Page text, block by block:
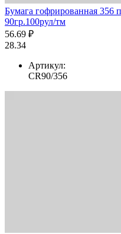
Бумага гофрированная 356
90гр.100рул/тм
56.69 ₽
28.34
Артикул:
CR90/356